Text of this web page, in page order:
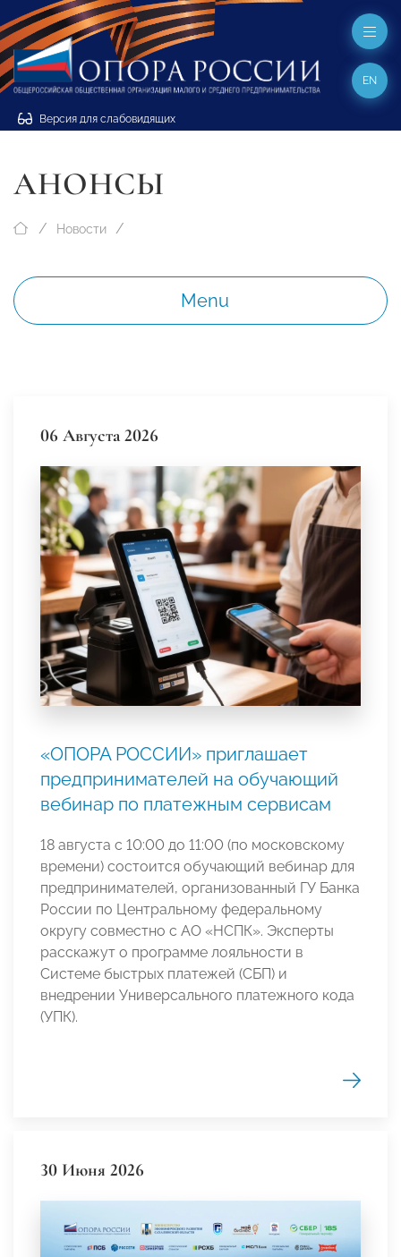
Версия для слабовидящих
EN
АНОНСЫ
Новости
Menu
06 Августа 2026
«ОПОРА РОССИИ» приглашает
предпринимателей на обучающий
вебинар по платежным сервисам
18 августа с 10:00 до 11:00 (по московскому
времени) состоится обучающий вебинар для
предпринимателей, организованный ГУ Банка
России по Центральному федеральному
округу совместно с АО «НСПК». Эксперты
расскажут о программе лояльности в
Системе быстрых платежей (СБП) и
внедрении Универсального платежного кода
(УПК).
30 Июня 2026